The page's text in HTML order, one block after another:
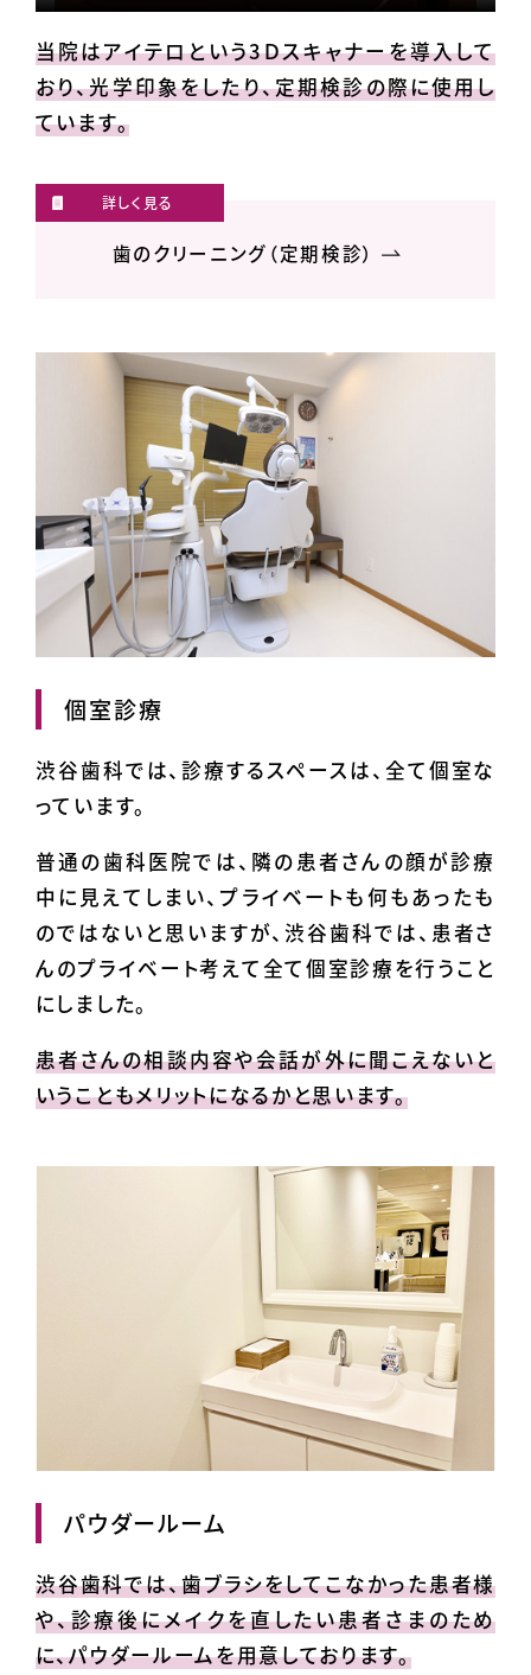
当院はアイテロという3Ｄスキャナーを導入して
おり、光学印象をしたり、定期検診の際に使用し
ています。
歯のクリーニング（定期検診）
個室診療
渋谷歯科では、診療するスペースは、全て個室な
っています。
普通の歯科医院では、隣の患者さんの顔が診療
中に見えてしまい、プライベートも何もあったも
のではないと思いますが、渋谷歯科では、患者さ
んのプライベート考えて全て個室診療を行うこと
にしました。
患者さんの相談内容や会話が外に聞こえないと
いうこともメリットになるかと思います。
パウダールーム
渋谷歯科では、歯ブラシをしてこなかった患者様
や、診療後にメイクを直したい患者さまのため
に、パウダールームを用意しております。